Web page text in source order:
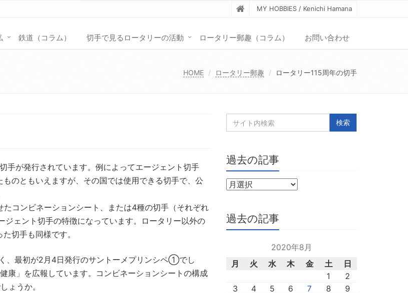
MY HOBBIES / Kenichi Hamana
鉄道（コラム） 切手で見るロータリーの活動 ロータリー郵趣（コラム） お問い合わせ
HOME ロータリー郵趣 ロータリー115周年の切手
手が発行されています。例によってエージェント切手
のともいえますが、その国では使用できる切手で、公
コンビネーションシート、または4種の切手（それぞれ
ェント切手の特徴になっています。ロータリー以外の
切手も同様です。
、最初が2月4日発行のサントーメプリンシペ①でし
康」を広報しています。コンビネーションシートの構成
ょうか。
過去の記事
過去の記事
2020年8月
月
火 水 木 金 土
日
1
2
3
4 5 6 7 8
9